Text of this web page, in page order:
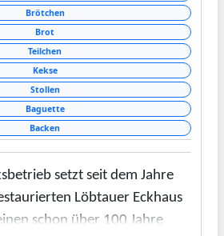
Brötchen
Brot
Teilchen
Kekse
Stollen
Baguette
Backen
setzt seit dem Jahre
Löbtauer Eckhaus
schon über 100 Jahre